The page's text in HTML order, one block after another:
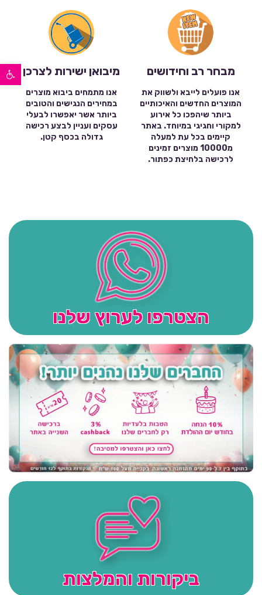
פתח סרגל נגישות מבחר רב וחידושים
אנו פועלים לייבא ולשווק את
המוצרים החדשים והאיכותיים
ביותר שיהפכו כל אירוע
למקורי וחגיגי במיוחד. באתר
קיימים בכל עת למעלה
מ10000 מוצרים זמינים
לרכישה בלחיצת כפתור.
מיבואן ישירות לצרכן
אנו מתמחים ביבוא מוצרים
במחירים הנגישים והטובים
ביותר אשר יאפשרו לבעלי
עסקים ועניין לבצע רכישה
גדולה בכסף קטן.
הצטרפו לערוץ שלנו
ביקורות והמלצות